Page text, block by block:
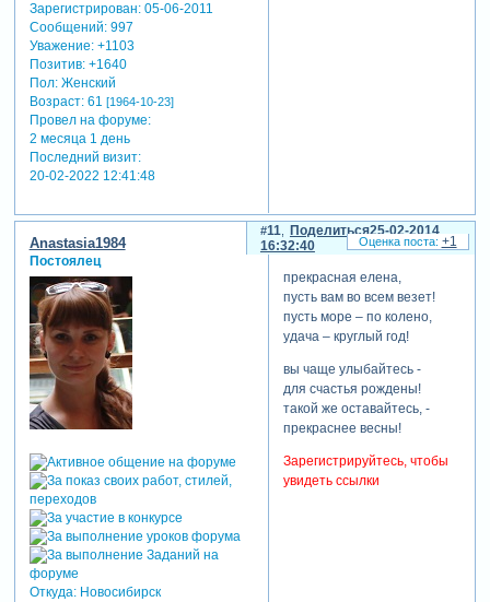
Зарегистрирован: 05-06-2011
Сообщений:997
Уважение: +1103
Позитив: +1640
Пол:Женский
Возраст:61 [1964-10-23]
Провел на форуме:
2 месяца 1 день
Последний визит:
20-02-2022 12:41:48
Поделиться
11
25-02-2014
16:32:40
Anastasia1984
Постоялец
Откуда:Новосибирск
прекрасная елена,
пусть вам во всем везет!
пусть море – по колено,
удача – круглый год!
вы чаще улыбайтесь -
для счастья рождены!
такой же оставайтесь, -
прекраснее весны!
Зарегистрируйтесь, чтобы
увидеть ссылки
+1